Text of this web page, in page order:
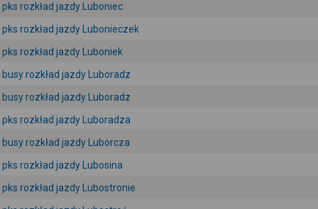
pks rozkład jazdy Luboniec
pks rozkład jazdy Lubonieczek
pks rozkład jazdy Luboniek
busy rozkład jazdy Luboradz
busy rozkład jazdy Luboradz
pks rozkład jazdy Luboradza
busy rozkład jazdy Luborcza
pks rozkład jazdy Lubosina
pks rozkład jazdy Lubostronie